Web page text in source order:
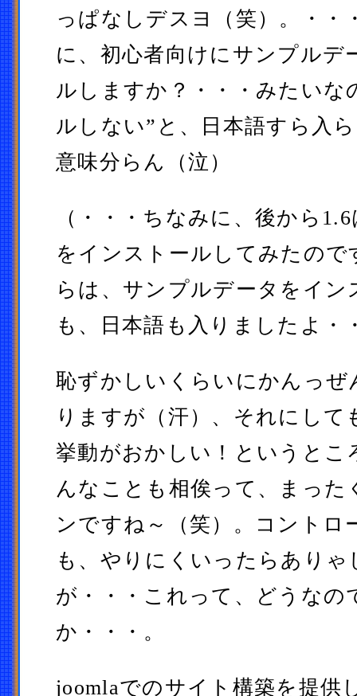
っぱなしデスヨ（笑）。・・
に、初心者向けにサンプルデ
ルしますか？・・・みたいな
ルしない”と、日本語すら入
意味分らん（泣）
（・・・ちなみに、後から
をインストールしてみたので
らは、サンプルデータをイ
も、日本語も入りましたよ・
恥ずかしいくらいにかんっぜ
りますが（汗）、それにして
挙動がおかしい！というとこ
んなことも相俟って、まった
ンですね～（笑）。コントロ
も、やりにくいったらありゃ
が・・・これって、どうなの
か・・・。
joomlaでのサイト構築を提供